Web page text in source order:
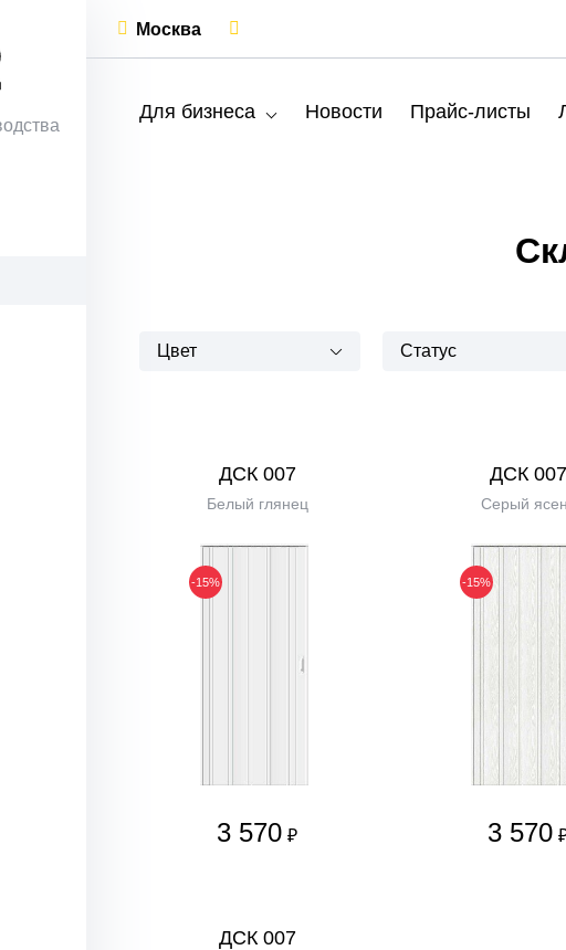
Москва
Для бизнеса Новости Прайс-листы
Цвет Статус
ДСК 007
Белый глянец
-15%
3 570 ₽
ДСК 007
Серый
-15%
3 570
ДСК 007